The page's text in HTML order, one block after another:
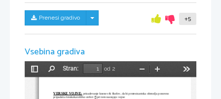
Prenesi gradivo Skrij/prikaži meni +5
Vsebina gradiva
Preklopi
Stran:
od 2
Pomanjšaj
VERSKE VOJNE: prizadevanje knezov & škofov, da bi protestzantska območja ponovno
pripadala rimskokatoliško cerkvi  pri tem nastajajo vojne